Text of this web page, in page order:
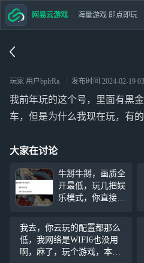
玩家 用户bplrRa 发布时间 2024-02-19
我前年玩的这个号，里面有黑
车，但是为什么我现在玩，有
大家在讨论
牛掰牛掰，画质全
开最低，玩几把娱
乐模式，你直接游
乐园对决都可以玩
了，就OPPO区的
乐园引擎还没升
级，牛掰牛掰真的
我去，你云玩的配置都那么
低，我网络是WIFI6也没用
啊，麻了，玩个游戏，本来
网易云游戏 海量游戏 即点即玩